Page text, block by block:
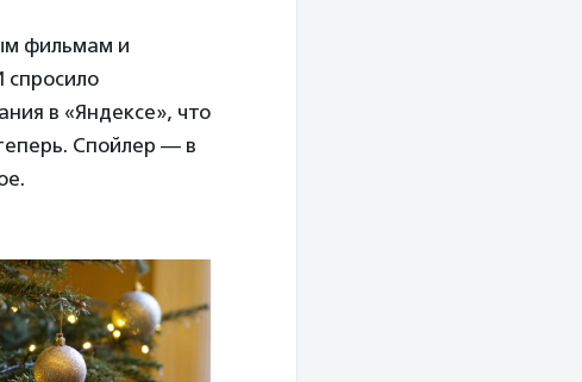
фильмам и
спросило
в «Яндексе», что
Спойлер — в